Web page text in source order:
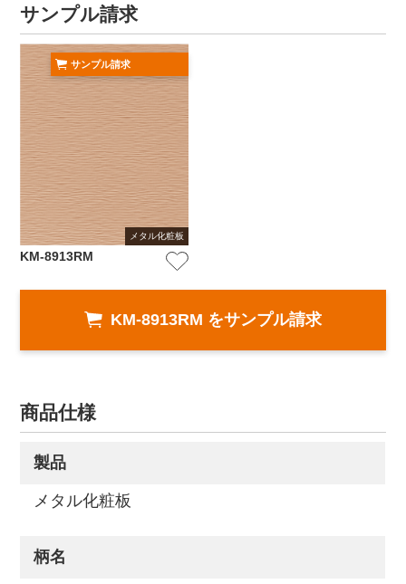
サンプル請求
サンプル請求
メタル化粧板
KM-8913RM
KM-8913RM をサンプル請求
商品仕様
製品
メタル化粧板
柄名